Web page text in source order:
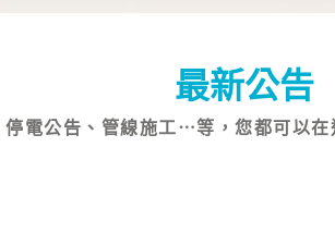
最新公告
停電公告、管線施工⋯等，您都可以在